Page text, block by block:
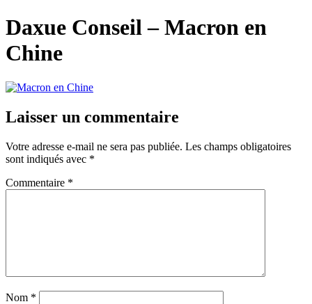
Daxue Conseil – Macron en
Chine
Laisser un commentaire
Votre adresse e-mail ne sera pas publiée. Les champs obligatoires
sont indiqués avec *
Commentaire *
Nom *